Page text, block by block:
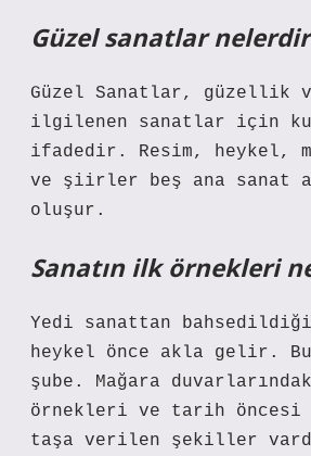
Güzel sanatlar
Güzel Sanatlar, güzellik
ilgilenen sanatlar için
ifadedir. Resim, heykel,
ve şiirler beş ana sanat
oluşur.
Sanatın ilk örnekleri
Yedi sanattan
heykel önce akla gelir.
şube. Mağara
örnekleri ve tarih öncesi
taşa verilen şekiller